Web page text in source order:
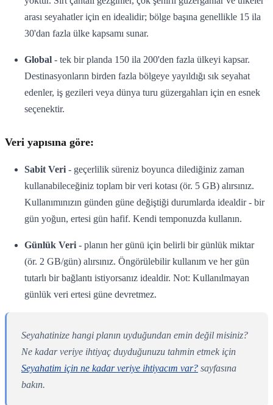
arası seyahatler için en idealidir; bölge başına genellikle 15 ila
30'dan fazla ülke kapsamı sunar.
Global - tek bir planda 150 ila 200'den fazla ülkeyi kapsar.
Destinasyonların birden fazla bölgeye yayıldığı sık seyahat
edenler, iş gezileri veya dünya turu güzergahları için en esnek
seçenektir.
Veri yapısına göre:
Sabit Veri - geçerlilik süreniz boyunca dilediğiniz zaman
kullanabileceğiniz toplam bir veri kotası (ör. 5 GB) alırsınız.
Kullanımınızın günden güne değiştiği durumlarda idealdir - bir
gün yoğun, ertesi gün hafif. Kendi temponuzda kullanın.
Günlük Veri - planın her günü için belirli bir günlük miktar
(ör. 2 GB/gün) alırsınız. Öngörülebilir kullanım ve her gün
tutarlı bir bağlantı istiyorsanız idealdir. Not: Kullanılmayan
günlük veri ertesi güne devretmez.
Seyahatinize hangi planın uyduğundan emin değil misiniz?
Ne kadar veriye ihtiyaç duyduğunuzu tahmin etmek için
Seyahatim için ne kadar veriye ihtiyacım var? sayfasına
bakın.